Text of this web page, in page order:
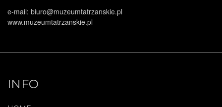
e-mail: biuro@muzeumtatrzanskie.pl
www.muzeumtatrzanskie.pl
INFO